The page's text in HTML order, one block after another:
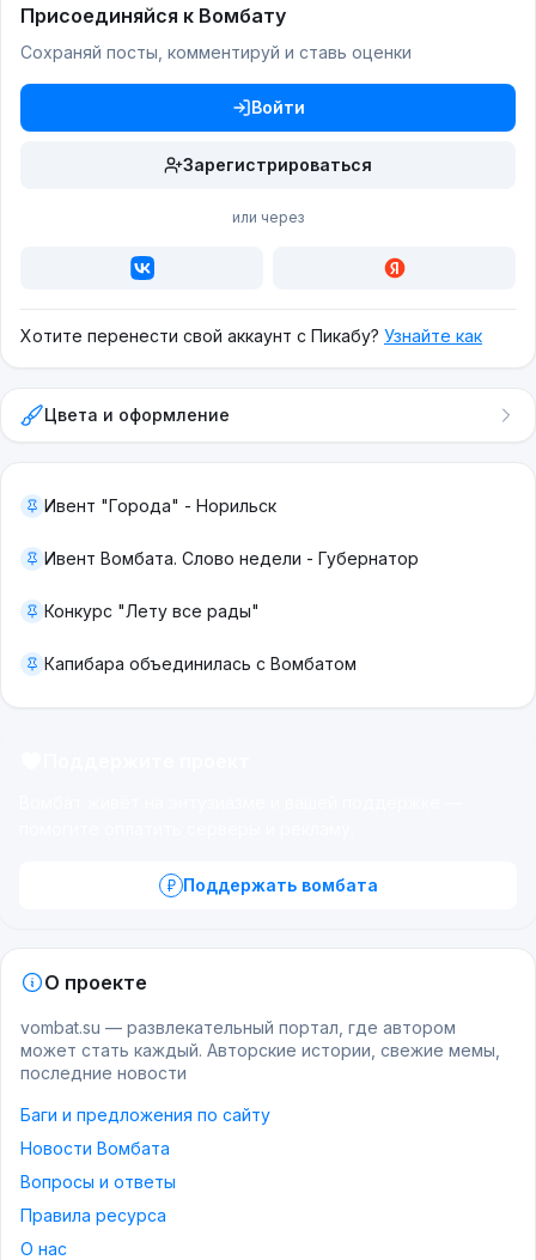
Присоединяйся к Вомбату
Сохраняй посты, комментируй и ставь оценки
Войти
Зарегистрироваться
или через
Хотите перенести свой аккаунт с Пикабу? Узнайте как
Цвета и оформление
Ивент "Города" - Норильск
Ивент Вомбата. Слово недели - Губернатор
Конкурс "Лету все рады"
Капибара объединилась с Вомбатом
Поддержать вомбата
О проекте
vombat.su — развлекательный портал, где автором
может стать каждый. Авторские истории, свежие мемы,
последние новости
Баги и предложения по сайту
Новости Вомбата
Вопросы и ответы
Правила ресурса
О нас